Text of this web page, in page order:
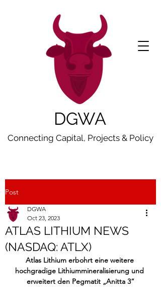
DGWA
Connecting Capital, Projects & Policy
Post
ATLAS LITHIUM NEWS
(NASDAQ: ATLX)
DGWA
Oct 23, 2023
Atlas Lithium erbohrt eine weitere
hochgradige Lithiummineralisierung und
erweitert den Pegmatit „Anitta 3“